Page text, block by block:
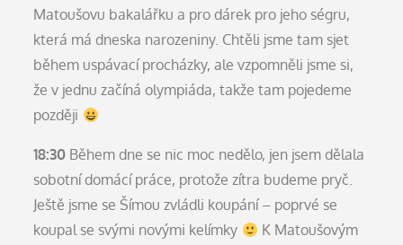
Matoušovu bakalářku a pro dárek pro jeho ségru,
která má dneska narozeniny. Chtěli jsme tam sjet
během uspávací procházky, ale vzpomněli jsme si,
že v jednu začíná olympiáda, takže tam pojedeme
později
18:30 Během dne se nic moc nedělo, jen jsem dělala
sobotní domácí práce, protože zítra budeme pryč.
Ještě jsme se Šímou zvládli koupání – poprvé se
koupal se svými novými kelímky
K Matoušovým